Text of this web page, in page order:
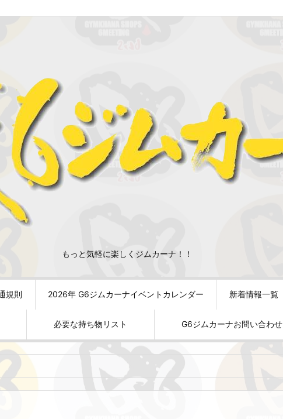
もっと気軽に楽しくジムカーナ！！
規則 2026年 G6ジムカーナイベントカレンダー 新着情報一覧
必要な持ち物リスト G6ジムカーナお問い合わせ